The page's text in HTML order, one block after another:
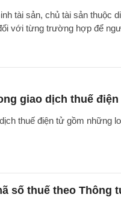
tài sản, chủ tài sản thuộc
với từng trường hợp để
giao dịch thuế điện
thuế điện tử gồm những
số thuế theo Thông